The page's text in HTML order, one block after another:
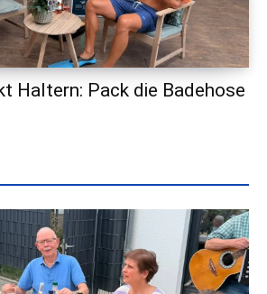
Haltern: Pack die Badehose